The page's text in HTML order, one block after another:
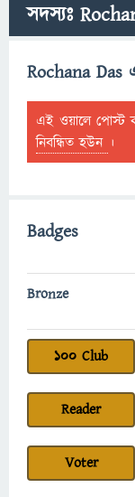
সদস্যঃ
Rochana Das
এই ওয়ালে পোস্ট
নিবন্ধিত হউন ।
Badges
Bronze
100 Club
Reader
Voter